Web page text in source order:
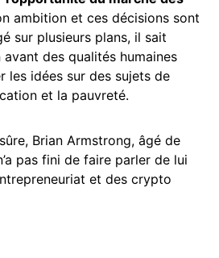
ambition et ces décisions sont
sur plusieurs plans, il sait
des qualités humaines
les idées sur des sujets de
et la pauvreté.
Brian Armstrong, âgé de
pas fini de faire parler de lui
et des crypto